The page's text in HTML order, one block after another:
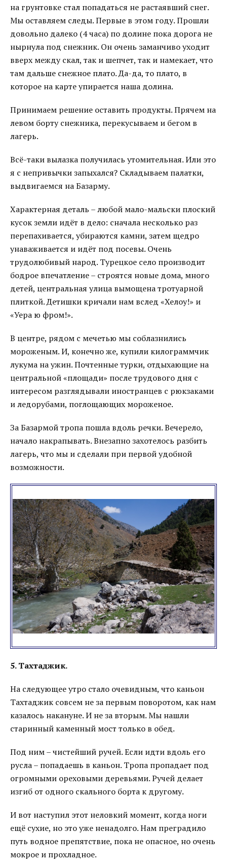
на грунтовке стал попадаться не растаявший снег.
Мы оставляем следы. Первые в этом году. Прошли
довольно далеко (4 часа) по долине пока дорога не
нырнула под снежник. Он очень заманчиво уходит
вверх между скал, так и шепчет, так и намекает, что
там дальше снежное плато. Да-да, то плато, в
которое на карте упирается наша долина.
Принимаем решение оставить продукты. Прячем на
левом борту снежника, перекусываем и бегом в
лагерь.
Всё-таки вылазка получилась утомительная. Или это
я с непривычки запыхался? Складываем палатки,
выдвигаемся на Базарму.
Характерная деталь – любой мало-мальски плоский
кусок земли идёт в дело: сначала несколько раз
перепахивается, убираются камни, затем щедро
унаваживается и идёт под посевы. Очень
трудолюбивый народ. Турецкое село производит
бодрое впечатление – строятся новые дома, много
детей, центральная улица вымощена тротуарной
плиткой. Детишки кричали нам вслед «Хелоу!» и
«Уера ю фром!».
В центре, рядом с мечетью мы соблазнились
мороженым. И, конечно же, купили килограммчик
лукума на ужин. Почтенные турки, отдыхающие на
центральной «площади» после трудового дня с
интересом разглядывали иностранцев с рюкзаками
и ледорубами, поглощающих мороженое.
За Базармой тропа пошла вдоль речки. Вечерело,
начало накрапывать. Внезапно захотелось разбить
лагерь, что мы и сделали при первой удобной
возможности.
5. Тахтаджик.
На следующее утро стало очевидным, что каньон
Тахтаджик совсем не за первым поворотом, как нам
казалось накануне. И не за вторым. Мы нашли
старинный каменный мост только в обед.
Под ним – чистейший ручей. Если идти вдоль его
русла – попадаешь в каньон. Тропа пропадает под
огромными ореховыми деревьями. Ручей делает
изгиб от одного скального борта к другому.
И вот наступил этот неловкий момент, когда ноги
ещё сухие, но это уже ненадолго. Нам преградило
путь водное препятствие, пока не опасное, но очень
мокрое и прохладное.